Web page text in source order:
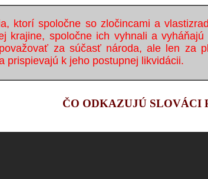
ktorí spoločne so zločincami a
krajine, spoločne ich vyhnali a
za súčasť národa, ale len za
prispievajú k jeho postupnej likvidácii.
ČO ODKAZUJÚ SLOVÁCI